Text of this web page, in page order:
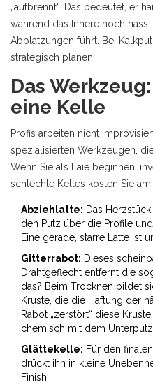
„aufbrennt“. Das bedeutet, er
während das Innere noch nass
Abplatzungen führt. Bei
strategisch planen.
Das
eine Kelle
Profis arbeiten nicht
spezialisierten Werkzeugen,
Wenn Sie als Laie beginnen,
schlechte Kelles kosten Sie
Abziehlatte: Das
den Putz über die Profile
Eine gerade, starre Latte ist
Gitterrabot: Dieses
Drahtgeflecht entfernt die
das? Beim Trocknen bildet
Kruste, die die Haftung der
Rabot „zerstört“ diese
chemisch mit dem
Glättekelle: Für den
drückt ihn in kleine
Finish.